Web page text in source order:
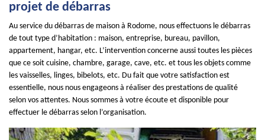
projet de débarras
Au service du débarras de maison à Rodome, nous effectuons le débarras
de tout type d’habitation : maison, entreprise, bureau, pavillon,
appartement, hangar, etc. L’intervention concerne aussi toutes les pièces
que ce soit cuisine, chambre, garage, cave, etc. et tous les objets comme
les vaisselles, linges, bibelots, etc. Du fait que votre satisfaction est
essentielle, nous nous engageons à réaliser des prestations de qualité
selon vos attentes. Nous sommes à votre écoute et disponible pour
effectuer le débarras selon l’organisation.